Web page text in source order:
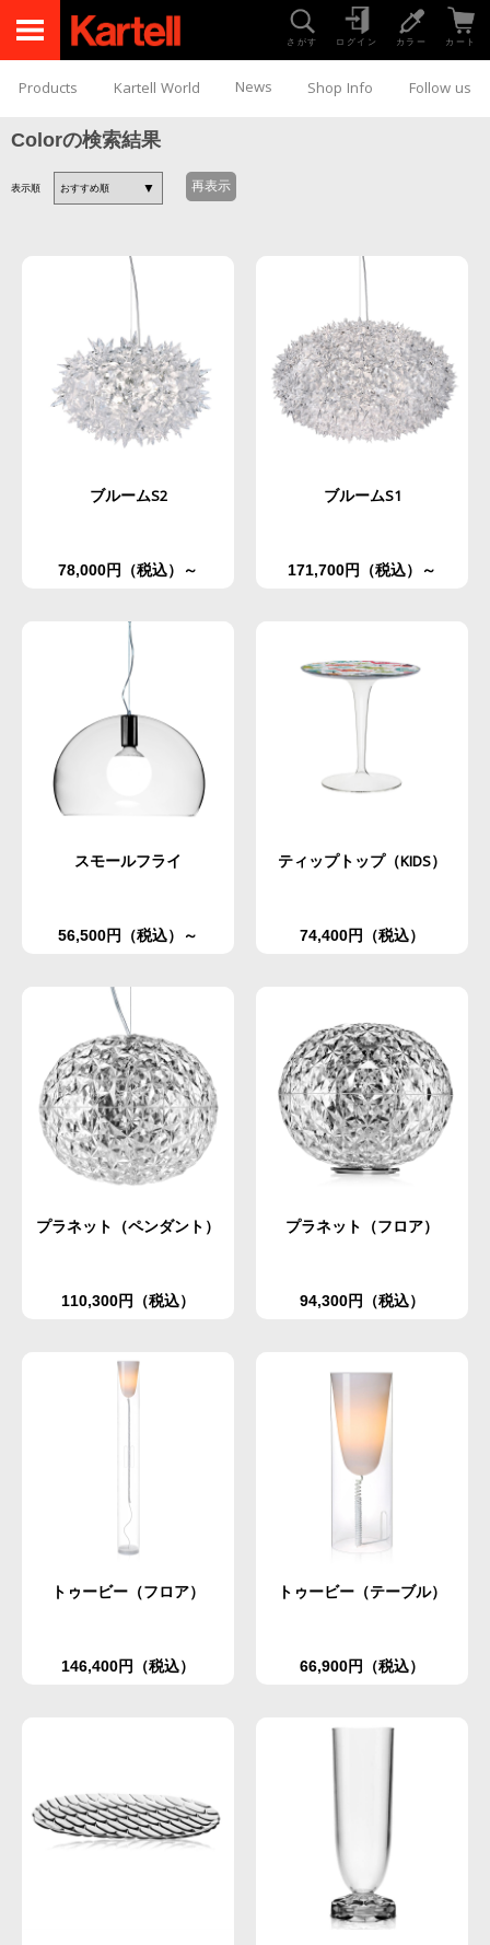
さがす ログイン カラー カート
Products Kartell World News Shop Info Follow us
Colorの検索結果
表示順
ブルームS2
78,000円（税込）～
ブルームS1
171,700円（税込）～
スモールフライ
56,500円（税込）～
ティップトップ（KIDS）
74,400円（税込）
プラネット（ペンダント）
110,300円（税込）
プラネット（フロア）
94,300円（税込）
トゥービー（フロア）
146,400円（税込）
トゥービー（テーブル）
66,900円（税込）